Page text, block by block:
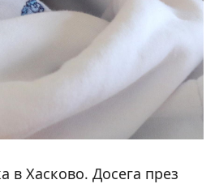
в Хасково. Досега през